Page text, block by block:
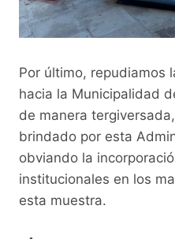
Por último, repudiamos
hacia la Municipalidad
de manera
brindado por esta
obviando la
institucionales en los
esta muestra.